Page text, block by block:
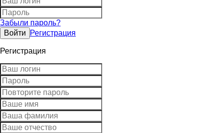
Забыли пароль?
Регистрация
Регистрация